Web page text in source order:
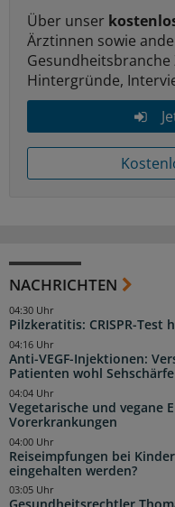
Über unser
Ärztinnen sowie
Hintergründe,
NACHRICHTEN
Pilzkeratitis: CRISPR-
04:30 Uhr
Anti-VEGF-Injektionen:
Patienten wohl Sehschärfe
04:16 Uhr
Vegetarische und vegane
Vorerkrankungen
04:04 Uhr
Reiseimpfungen bei
eingehalten werden?
04:00 Uhr
03:05 Uhr